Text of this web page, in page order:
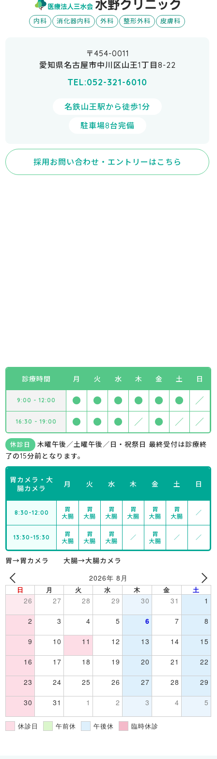
内科 消化器内科 外科 整形外科 皮膚科
〒454-0011
愛知県名古屋市中川区山王1丁目8-22
TEL:052-321-6010
名鉄山王駅から徒歩1分
駐車場8台完備
採用お問い合わせ・エントリーはこちら
診療時間 月 火 水 木 金 土 日
9:00 - 12:00 ● ● ● ● ● ● ／
16:30 - 19:00 ● ● ● ／ ● ／ ／
休診日
木曜午後／土曜午後／日・祝祭日 最終受付は診療終
了の15分前となります。
胃カメラ・大
腸カメラ
月 火 水 木 金 土 日
8:30-12:00
胃
大腸
胃
大腸
胃
大腸
胃
大腸
胃
大腸
胃
大腸
／
13:30-15:30
胃
大腸
胃
大腸
胃
大腸
／
胃
大腸
／ ／
胃→胃カメラ 大腸→大腸カメラ
2026年 8月
日 月 火 水 木 金 土
26 27 28 29 30 31 1
2 3 4 5 6 7 8
9 10 11 12 13 14 15
16 17 18 19 20 21 22
23 24 25 26 27 28 29
30 31 1 2 3 4 5
休診日 午前休 午後休 臨時休診